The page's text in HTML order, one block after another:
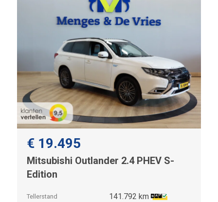
€ 19.495
Mitsubishi Outlander 2.4 PHEV S-
Edition
Tellerstand 141.792 km